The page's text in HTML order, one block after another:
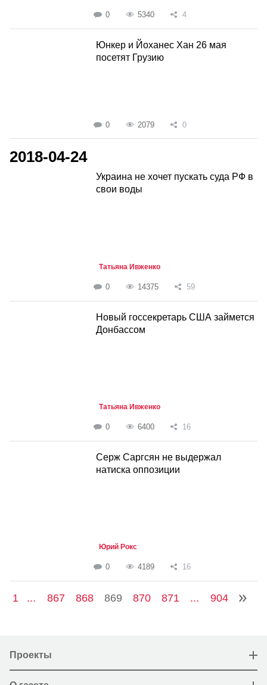
0 5340 4
Юнкер и Йоханес Хан 26 мая
посетят Грузию
0 2079 0
2018-04-24
Украина не хочет пускать суда РФ в
свои воды
Татьяна Ивженко
0 14375 59
Новый госсекретарь США займется
Донбассом
Татьяна Ивженко
0 6400 16
Серж Саргсян не выдержал
натиска оппозиции
Юрий Рокс
0 4189 16
1 ... 867 868 869 870 871 ... 904
Проекты